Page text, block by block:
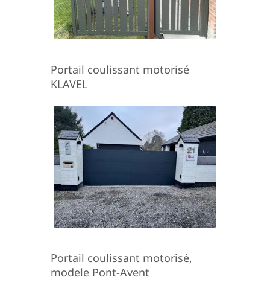
Portail coulissant motorisé
KLAVEL
Portail coulissant motorisé,
modele Pont-Avent